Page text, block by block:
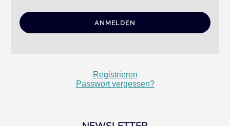
Registrieren
Passwort vergessen?